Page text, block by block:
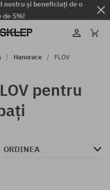
și beneficiați de o
de 5%!
Hanorace FLOV
pentru
ORDINEA